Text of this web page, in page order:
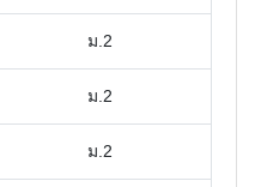
ม.2
ม.2
ม.2